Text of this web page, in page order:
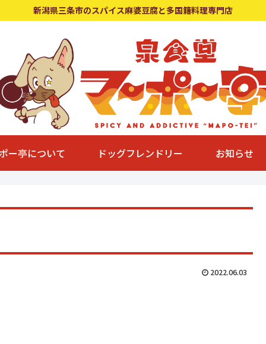
新潟県三条市のスパイス麻婆豆腐と多国籍料理専門店
ー亭について ドッグフレンドリー お知らせ
2022.06.03